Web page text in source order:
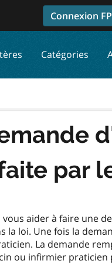
Connexion
Catégories
par
aider à faire une
loi. Une fois la
La demande
ou infirmier